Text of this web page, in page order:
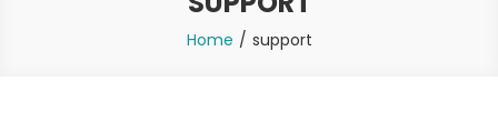
Home support